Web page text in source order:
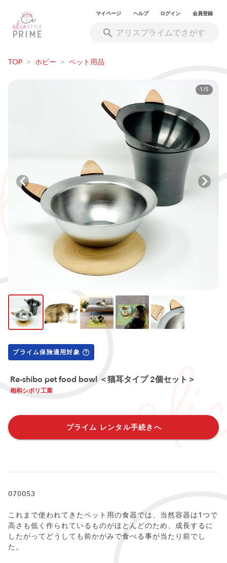
マイページ ヘルプ ログイン 会員登録
TOP > ホビー > ペット用品
1/5
プライム保険適用対象
Re-shibo pet food bowl ＜猫耳タイプ 2個セット＞
相和シボリ工業
プライム レンタル手続きへ
070053
これまで使われてきたペット用の食器では、当然容器は1つで
高さも低く作られているものがほとんどのため、成長するに
したがってどうしても前かがみで食べる事が当たり前でし
た。